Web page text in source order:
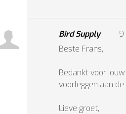
Bird Supply
9
Beste Frans,
Bedankt voor
voorleggen aan
Lieve groet,